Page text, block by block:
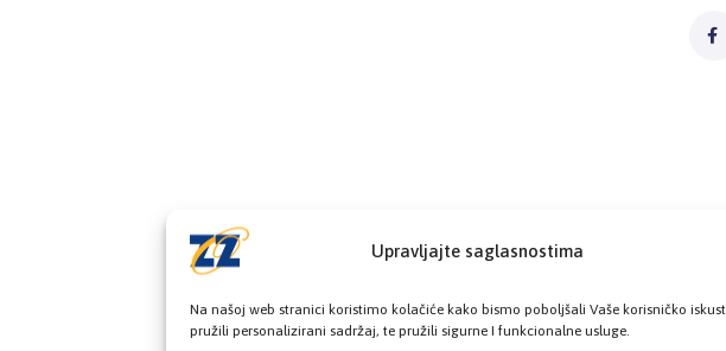
Upravljajte saglasnostima
Na našoj web stranici koristimo kolačiće kako bismo poboljšali Vaše korisničko
pružili personalizirani sadržaj, te pružili sigurne I funkcionalne usluge.